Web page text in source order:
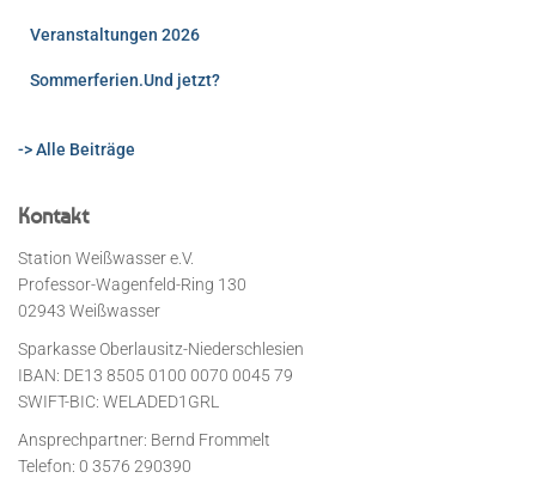
Veranstaltungen 2026
Sommerferien.Und jetzt?
-> Alle Beiträge
Kontakt
Station Weißwasser e.V.
Professor-Wagenfeld-Ring 130
02943 Weißwasser
Sparkasse Oberlausitz-Niederschlesien
IBAN: DE13 8505 0100 0070 0045 79
SWIFT-BIC: WELADED1GRL
Ansprechpartner: Bernd Frommelt
Telefon: 0 3576 290390